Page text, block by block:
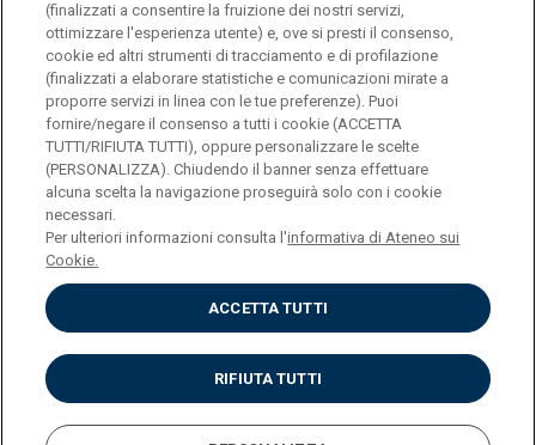
logo UC
© Università Cattolica del Sacro Cuore Largo A.
Gemelli 1, 20123 Milano PI 02133120150
Privacy
Impostazione dei cookies
(finalizzati a consentire la fruizione dei nostri servizi,
ottimizzare l'esperienza utente) e, ove si presti il consenso,
cookie ed altri strumenti di tracciamento e di profilazione
(finalizzati a elaborare statistiche e comunicazioni mirate a
proporre servizi in linea con le tue preferenze). Puoi
fornire/negare il consenso a tutti i cookie (ACCETTA
TUTTI/RIFIUTA TUTTI), oppure personalizzare le scelte
(PERSONALIZZA). Chiudendo il banner senza effettuare
alcuna scelta la navigazione proseguirà solo con i cookie
necessari.
Per ulteriori informazioni consulta l'informativa di Ateneo sui
Cookie.
ACCETTA TUTTI
RIFIUTA TUTTI